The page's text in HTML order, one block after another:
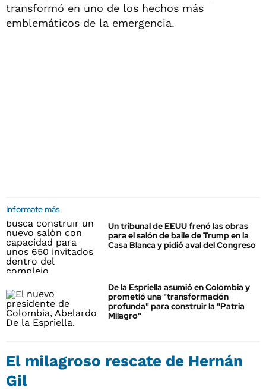
transformó en uno de los hechos más
emblemáticos de la emergencia.
Informate más
Un tribunal de EEUU frenó las obras
para el salón de baile de Trump en la
Casa Blanca y pidió aval del Congreso
De la Espriella asumió en Colombia y
prometió una "transformación
profunda" para construir la "Patria
Milagro"
El milagroso rescate de Hernán
Gil